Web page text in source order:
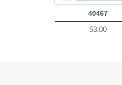
40467
53.00